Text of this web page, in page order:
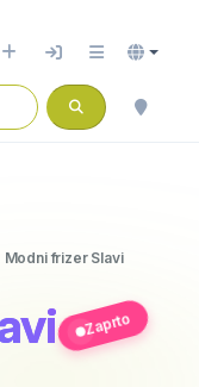
Modni frizer Slavi
Zaprto